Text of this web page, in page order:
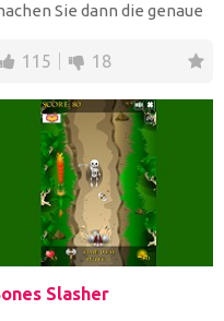
Sie dann die genaue
115 18
Slasher